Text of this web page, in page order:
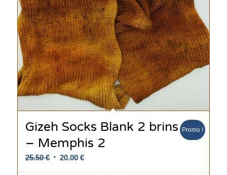
Gizeh Socks Blank 2 brins
– Memphis 2
25.50€ Le 20.00 €Le
Promo !